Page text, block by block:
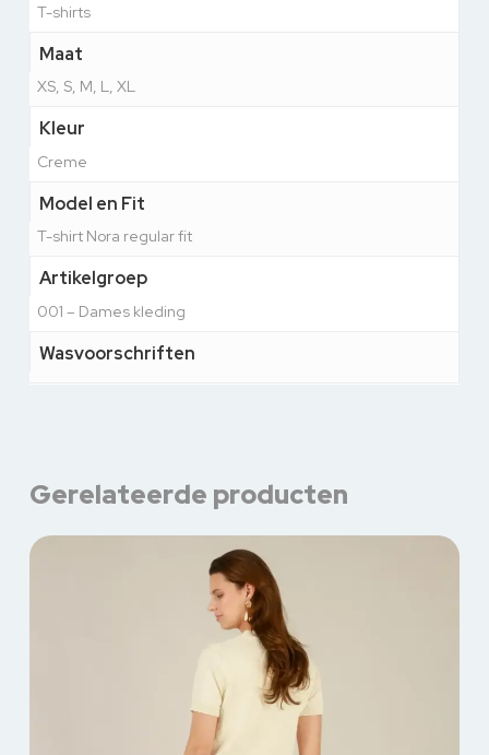
T-shirts
Maat
XS, S, M, L, XL
Kleur
Creme
Model en Fit
T-shirt Nora regular fit
Artikelgroep
001 – Dames kleding
Wasvoorschriften
Gerelateerde producten